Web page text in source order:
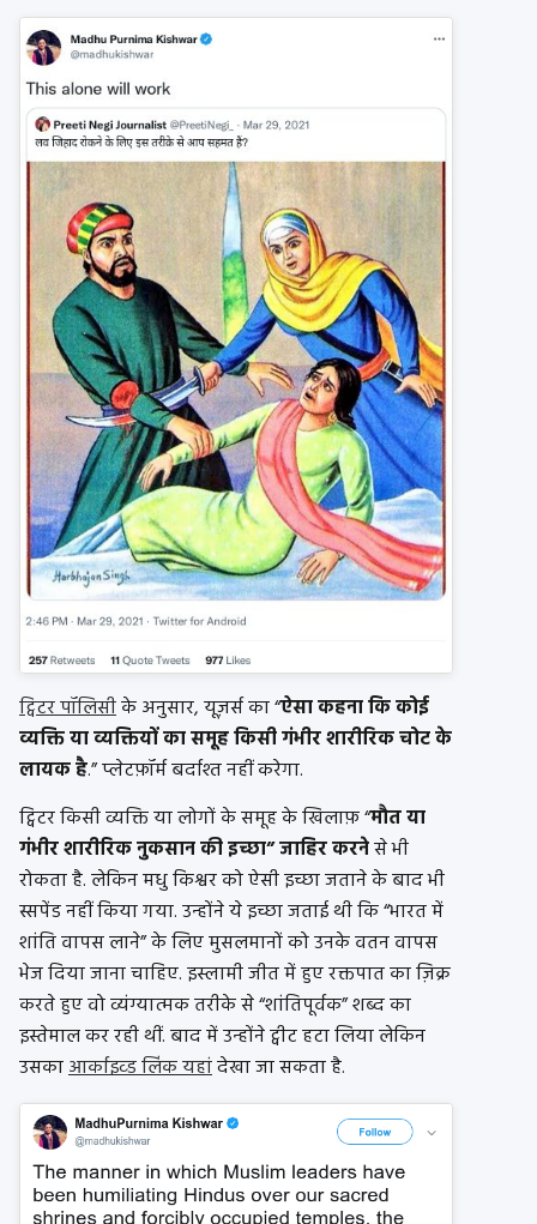
ट्विटर पॉलिसीके अनुसार, यूज़र्स का “ऐसा कहना कि कोई
व्यक्ति या व्यक्तियों का समूह किसी गंभीर शारीरिक चोट के
लायक है.” प्लेटफ़ॉर्म बर्दाश्त नहीं करेगा.
ट्विटर किसी व्यक्ति या लोगों के समूह के खिलाफ़ “मौत या
गंभीर शारीरिक नुकसान की इच्छा” जाहिर करनेसे भी
रोकता है. लेकिन मधु किश्वर को ऐसी इच्छा जताने के बाद भी
स्सपेंड नहीं किया गया. उन्होंने ये इच्छा जताई थी कि “भारत में
शांति वापस लाने” के लिए मुसलमानों को उनके वतन वापस
भेज दिया जाना चाहिए. इस्लामी जीत में हुए रक्तपात का ज़िक्र
करते हुए वो व्यंग्यात्मक तरीके से “शांतिपूर्वक” शब्द का
इस्तेमाल कर रही थीं. बाद में उन्होंने ट्वीट हटा लिया लेकिन
उसकाआर्काइव्ड लिंक यहांदेखा जा सकता है.